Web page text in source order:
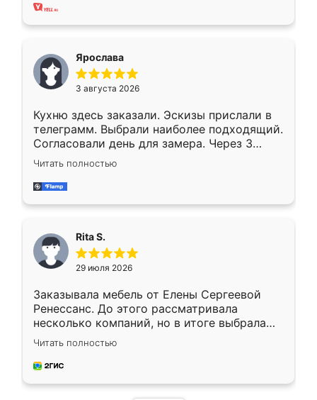
Ярослава
3 августа 2026
Кухню здесь заказали. Эскизы прислали в
телеграмм. Выбрали наиболее подходящий.
Согласовали день для замера. Через 3
недели кухня была уже готова. Остались
довольны работой. Спасибо Ренессанс
мебель за качественную работу!
Читать полностью
Rita S.
29 июля 2026
Заказывала мебель от Елены Сергеевой
Ренессанс. До этого рассматривала
несколько компаний, но в итоге выбрала
эту. Сначала обговорили условия, потом
приехал замерщик, всё спокойно объяснил
и снял размеры. Изготовили в срок, с
Читать полностью